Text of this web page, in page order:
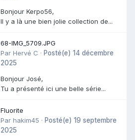
Bonjour Kerpo56,
Il y a là une bien jolie collection de...
68-IMG_5709.JPG
Par Hervé C · Posté(e) 14 décembre
2025
Bonjour José,
Tu a présenté ici une belle série...
Fluorite
Par hakim45 · Posté(e) 19 septembre
2025